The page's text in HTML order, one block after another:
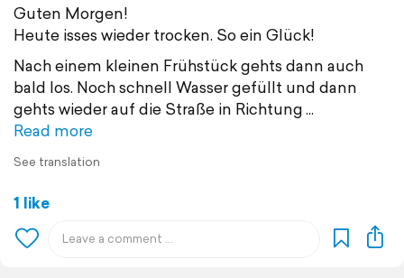
Guten Morgen!
Heute isses wieder trocken. So ein Glück!
Nach einem kleinen Frühstück gehts dann auch
bald los. Noch schnell Wasser gefüllt und dann
gehts wieder auf die Straße in Richtung
Read more
See translation
1 like